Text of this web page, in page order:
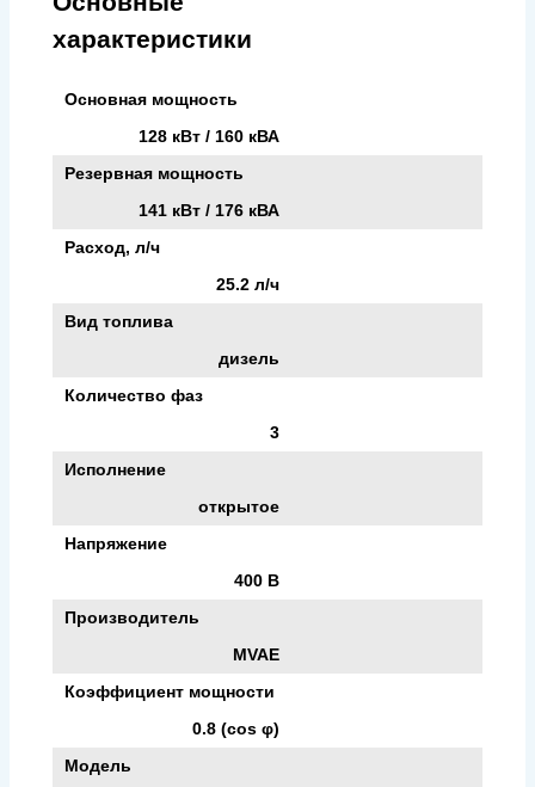
характеристики
Основная мощность
128 кВт / 160 кВА
Резервная мощность
141 кВт / 176 кВА
Расход, л/ч
25.2 л/ч
Вид топлива
дизель
Количество фаз
3
Исполнение
открытое
Напряжение
400 В
Производитель
MVAE
Коэффициент мощности
0.8 (cos φ)
Модель